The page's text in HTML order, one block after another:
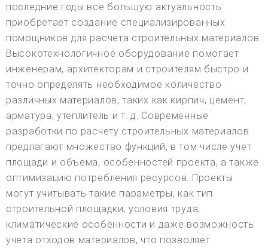
последние годы все большую актуальность
приобретает создание специализированных
помощников для расчета строительных материалов.
Высокотехнологичное оборудование помогает
инженерам, архитекторам и строителям быстро и
точно определять необходимое количество
различных материалов, таких как кирпич, цемент,
арматура, утеплитель и т. д. Современные
разработки по расчету строительных материалов
предлагают множество функций, в том числе учет
площади и объема, особенностей проекта, а также
оптимизацию потребления ресурсов. Проекты
могут учитывать такие параметры, как тип
строительной площадки, условия труда,
климатические особенности и даже возможность
учета отходов материалов, что позволяет